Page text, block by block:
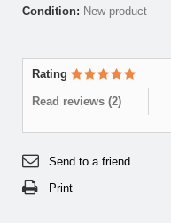
Condition: New product
Rating
Read reviews (2)
Send to a friend
Print